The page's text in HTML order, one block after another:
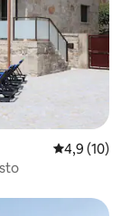
4,9 de uma
4,9 (10)